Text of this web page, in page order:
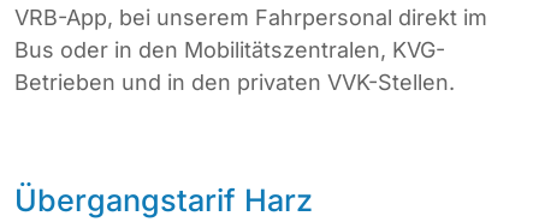
VRB-App, bei unserem Fahrpersonal direkt im
Bus oder in den Mobilitätszentralen, KVG-
Betrieben und in den privaten VVK-Stellen.
Übergangstarif Harz